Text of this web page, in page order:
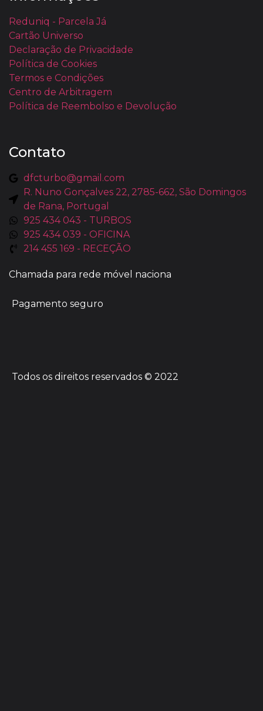
Reduniq - Parcela Já
Cartão Universo
Declaração de Privacidade
Política de Cookies
Termos e Condições
Centro de Arbitragem
Política de Reembolso e Devolução
Contato
dfcturbo@gmail.com
R. Nuno Gonçalves 22, 2785-662, São Domingos
de Rana, Portugal
925 434 043 - TURBOS
925 434 039 - OFICINA
214 455 169 - RECEÇÃO
Chamada para rede móvel naciona
Pagamento seguro
Todos os direitos reservados © 2022